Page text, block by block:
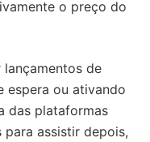
o preço do
lançamentos de
espera ou ativando
das plataformas
assistir depois,